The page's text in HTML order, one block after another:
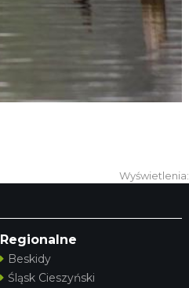
Wyświetlenia:
Regionalne
Beskidy
Śląsk Cieszyński